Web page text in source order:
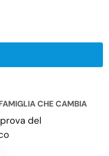
CHE CAMBIA
del